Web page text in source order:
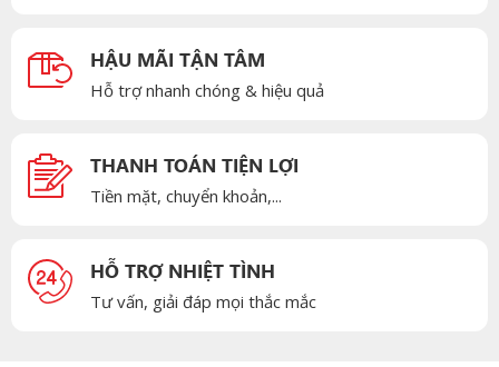
HẬU MÃI TẬN TÂM
Hỗ trợ nhanh chóng & hiệu quả
THANH TOÁN TIỆN LỢI
Tiền mặt, chuyển khoản,...
HỖ TRỢ NHIỆT TÌNH
Tư vấn, giải đáp mọi thắc mắc